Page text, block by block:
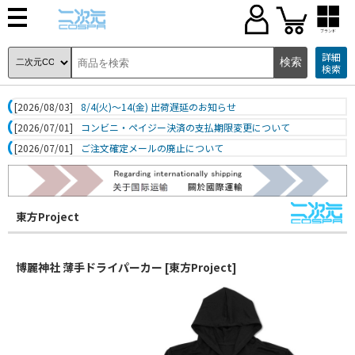
ブランド
詳細
検索
[2026/08/03]
8/4(火)～14(金) 出荷遅延のお知らせ
[2026/07/01]
コンビニ・ペイジー決済の支払期限変更について
[2026/07/01]
ご注文確定メールの廃止について
東方Project
博麗神社 薄手ドライパーカー [東方Project]